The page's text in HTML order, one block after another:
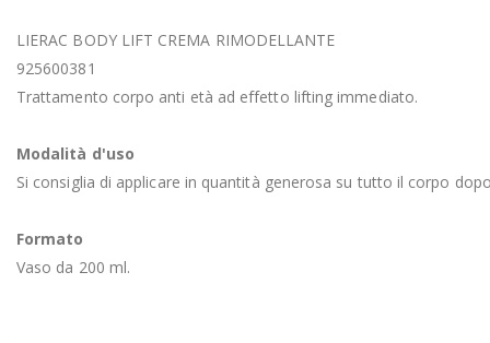
LIERAC BODY LIFT CREMA RIMODELLANTE
925600381
Trattamento corpo anti età ad effetto lifting immediato.
Modalità d'uso
Si consiglia di applicare in quantità generosa su tutto il corpo
Formato
Vaso da 200 ml.